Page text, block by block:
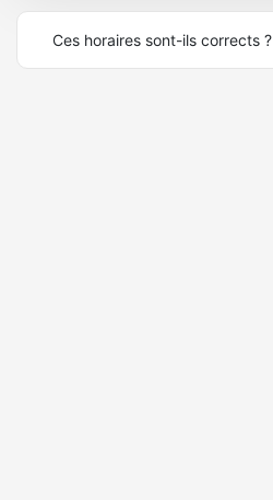
Ces horaires sont-ils corrects ?